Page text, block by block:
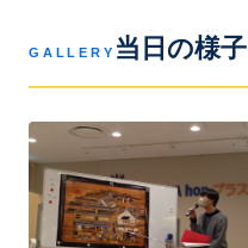
GALLERY 当日の様子